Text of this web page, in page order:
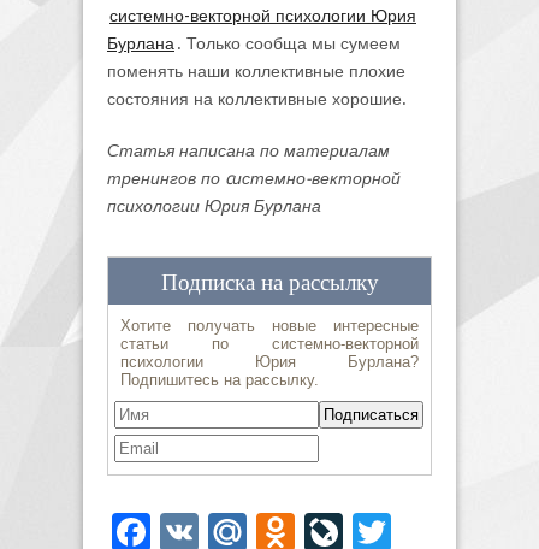
системно-векторной психологии Юрия
Бурлана. Только сообща мы сумеем
поменять наши коллективные плохие
состояния на коллективные хорошие.
Статья написана по материалам
тренингов по cистемно-векторной
психологии Юрия Бурлана
Facebook
VK Mail.Ru Odnoklassniki
LiveJournal